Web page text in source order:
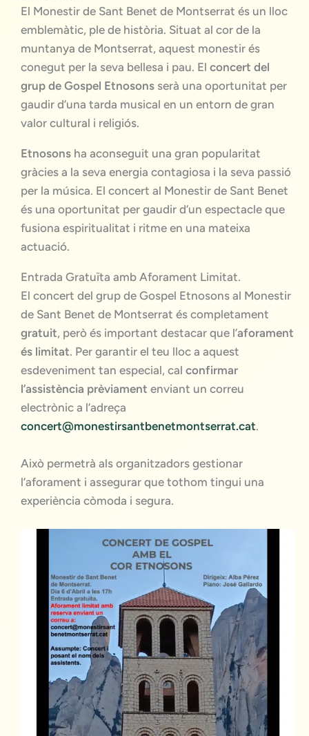
El Monestir de Sant Benet de Montserrat és un lloc
emblemàtic, ple de història. Situat al cor de la
muntanya de Montserrat, aquest monestir és
conegut per la seva bellesa i pau. El concert del
grup de Gospel Etnosons serà una oportunitat per
gaudir d’una tarda musical en un entorn de gran
valor cultural i religiós.
Etnosons ha aconseguit una gran popularitat
gràcies a la seva energia contagiosa i la seva passió
per la música. El concert al Monestir de Sant Benet
és una oportunitat per gaudir d’un espectacle que
fusiona espiritualitat i ritme en una mateixa
actuació.
Entrada Gratuïta amb Aforament Limitat.
El concert del grup de Gospel Etnosons al Monestir
de Sant Benet de Montserrat és completament
gratuit, però és important destacar que l’aforament
és limitat. Per garantir el teu lloc a aquest
esdeveniment tan especial, cal confirmar
l’assistència prèviament enviant un correu
electrònic a l’adreça
concert@monestirsantbenetmontserrat.cat.
Això permetrà als organitzadors gestionar
l’aforament i assegurar que tothom tingui una
experiència còmoda i segura.